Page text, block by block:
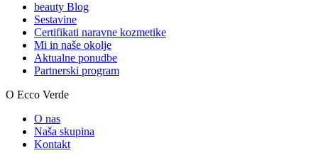
beauty Blog
Sestavine
Certifikati naravne kozmetike
Mi in naše okolje
Aktualne ponudbe
Partnerski program
O Ecco Verde
O nas
Naša skupina
Kontakt